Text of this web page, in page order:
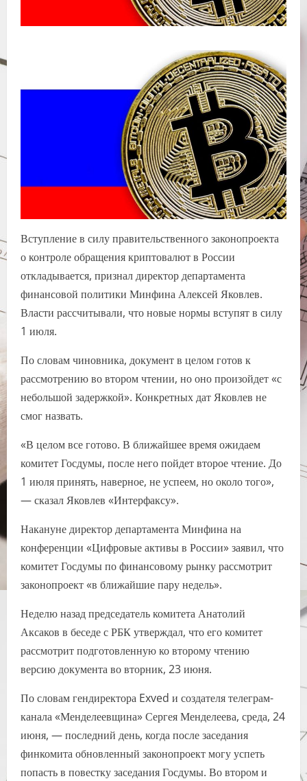
Вступление в силу правительственного законопроекта
о контроле обращения криптовалют в России
откладывается, признал директор департамента
финансовой политики Минфина Алексей Яковлев.
Власти рассчитывали, что новые нормы вступят в силу
1 июля.
По словам чиновника, документ в целом готов к
рассмотрению во втором чтении, но оно произойдет «с
небольшой задержкой». Конкретных дат Яковлев не
смог назвать.
«В целом все готово. В ближайшее время ожидаем
комитет Госдумы, после него пойдет второе чтение. До
1 июля принять, наверное, не успеем, но около того»,
— сказал Яковлев «Интерфаксу».
Накануне директор департамента Минфина на
конференции «Цифровые активы в России» заявил, что
комитет Госдумы по финансовому рынку рассмотрит
законопроект «в ближайшие пару недель».
Неделю назад председатель комитета Анатолий
Аксаков в беседе с РБК утверждал, что его комитет
рассмотрит подготовленную ко второму чтению
версию документа во вторник, 23 июня.
По словам гендиректора Exved и создателя телеграм-
канала «Менделеевщина» Сергея Менделеева, среда, 24
июня, — последний день, когда после заседания
финкомита обновленный законопроект могу успеть
попасть в повестку заседания Госдумы. Во втором и